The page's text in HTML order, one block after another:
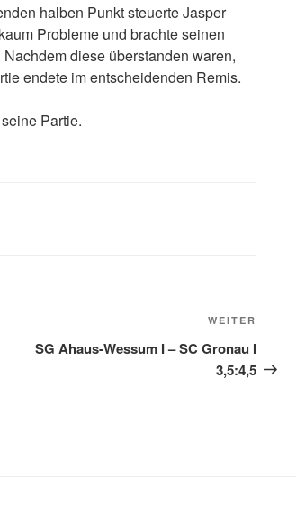
halben Punkt steuerte Jasper
Probleme und brachte seinen
diese überstanden waren,
endete im entscheidenden Remis.
Partie.
Beitrag
WEITER
SG Ahaus-Wessum I – SC Gronau I
3,5:4,5